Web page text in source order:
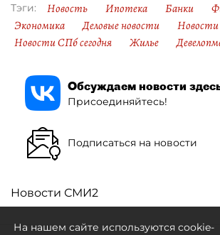
Тэги: Новость Ипотека Банки
Экономика
Деловые новости
Новости СПб сегодня
Жилье
Обсуждаем новости
Присоединяйтесь!
Подписаться на новости
Новости СМИ2
На нашем сайте используются cookie-